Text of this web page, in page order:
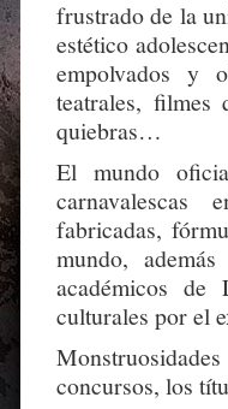
frustrado de la
estético
empolvados y
teatrales, filmes
quiebras…
El mundo
carnavalescas
fabricadas,
mundo,
académicos
culturales por el
concursos, los